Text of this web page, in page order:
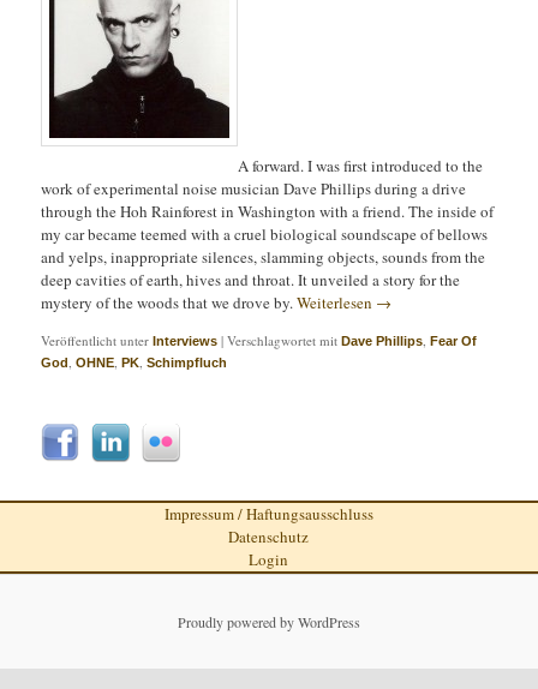
A forward. I was first introduced to the
work of experimental noise musician Dave Phillips during a drive
through the Hoh Rainforest in Washington with a friend. The inside of
my car became teemed with a cruel biological soundscape of bellows
and yelps, inappropriate silences, slamming objects, sounds from the
deep cavities of earth, hives and throat. It unveiled a story for the
mystery of the woods that we drove by.Weiterlesen →
Veröffentlicht unter Interviews |Verschlagwortet mit Dave Phillips ,Fear Of
God ,OHNE ,PK ,Schimpfluch
Impressum / Haftungsausschluss
Datenschutz
Login
Proudly powered by WordPress